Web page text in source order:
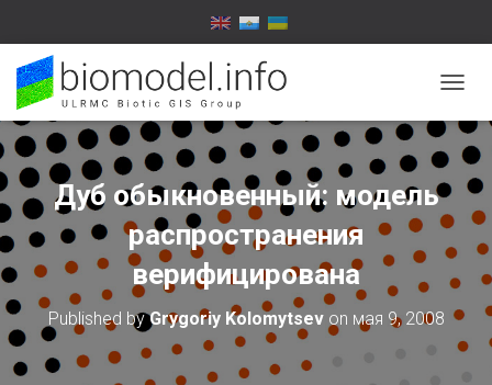
O
N
A
I
G
T
Дуб обыкновенный: модель
распространения
верифицирована
Published byGrygoriy Kolomytsevon мая 9, 2008